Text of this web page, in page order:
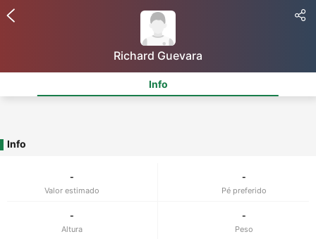
Richard Guevara
Info
Info
-
Valor estimado
-
Pé preferido
-
Altura
-
Peso